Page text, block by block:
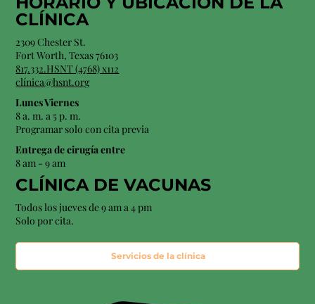
CLÍNICA
2309 Chester St.
Fort Worth, Texas 76103
817.332.HSNT (4768) x112
clínica@hsnt.org
Lunes Viernes
8 a. m. a 5 p. m.
Programar solo con cita previa
Entrega de cirugía entre
8 am - 9 am
CLÍNICA DE VACUNAS
Todos los jueves de 9 am a 4 pm
Solo por cita.
Servicios de la clínica